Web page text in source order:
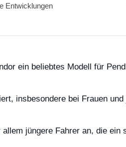
Entwicklungen
ein beliebtes Modell für
insbesondere bei Frauen
jüngere Fahrer an, die ein